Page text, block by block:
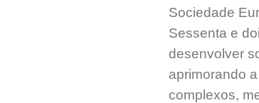
Sociedade
Sessenta e
desenvolver
aprimorando
complexos,